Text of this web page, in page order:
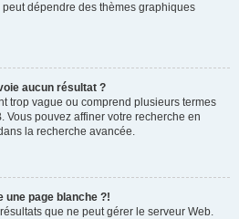
peut dépendre des thèmes graphiques
aucun résultat ?
trop vague ou comprend plusieurs termes
Vous pouvez affiner votre recherche en
la recherche avancée.
une page blanche ?!
que ne peut gérer le serveur Web.